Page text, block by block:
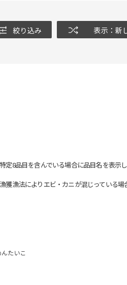
絞り込み 表示：新
8品目を含んでいる場合に品目名を表示し
漁法によりエビ・カニが混じっている
たいこ